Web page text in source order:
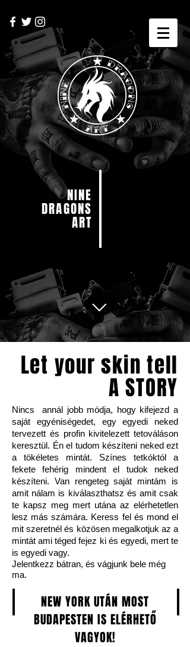
NINE
DRAGONS
ART
Let your skin tell
A STORY
Nincs annál jobb módja, hogy kifejezd a
saját egyéniségedet, egy egyedi neked
tervezett és profin kivitelezett tetováláson
keresztül. Én el tudom készíteni neked ezt
a tökéletes mintát. Színes tetkóktól a
fekete fehérig mindent el tudok neked
készíteni. Van rengeteg saját mintám is
amit nálam is kiválaszthatsz és amit csak
te kapsz meg mert utána az elérhetetlen
lesz más számára. Keress fel és mond el
mit szeretnél és közösen megalkotjuk az a
mintát ami téged fejez ki és egyedi, mert te
is egyedi vagy.
Jelentkezz bátran, és vágjunk bele még
ma.
NEW YORK UTÁN MOST
BUDAPESTEN IS ELÉRHETŐ
VAGYOK!